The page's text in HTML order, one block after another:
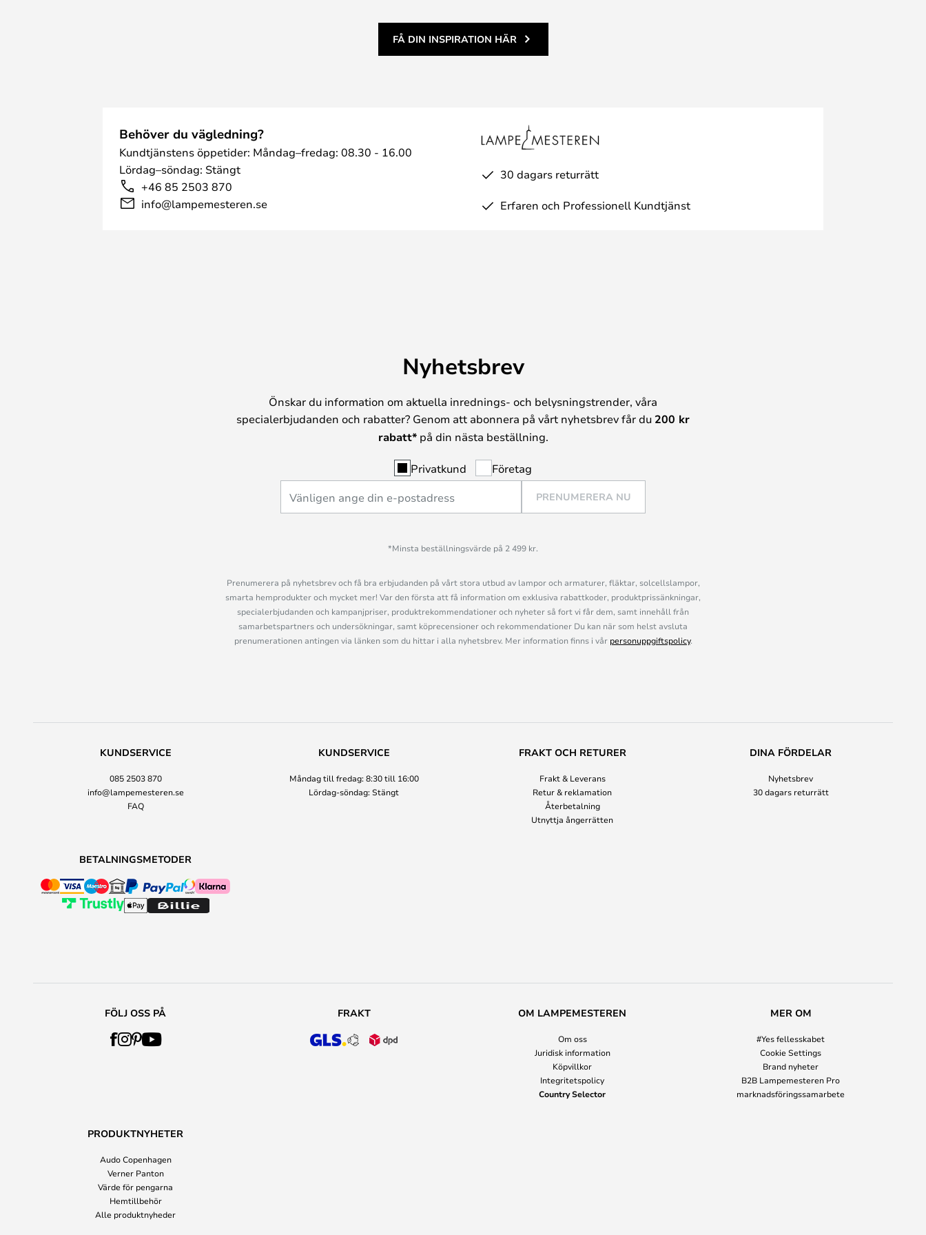
FÅ DIN INSPIRATION HÄR
Behöver du vägledning?
Kundtjänstens öppetider: Måndag–fredag: 08.30 - 16.00
Lördag–söndag: Stängt
+46 85 2503 870
info@lampemesteren.se
30 dagars returrätt
Erfaren och Professionell Kundtjänst
Nyhetsbrev
Önskar du information om aktuella inrednings- och belysningstrender, våra
specialerbjudanden och rabatter? Genom att abonnera på vårt nyhetsbrev får du 200 kr
rabatt*på din nästa beställning.
Privatkund Företag
PRENUMERERA NU
*Minsta beställningsvärde på 2 499 kr.
Prenumerera på nyhetsbrev och få bra erbjudanden på vårt stora utbud av lampor och armaturer, fläktar, solcellslampor,
smarta hemprodukter och mycket mer! Var den första att få information om exklusiva rabattkoder, produktprissänkningar,
specialerbjudanden och kampanjpriser, produktrekommendationer och nyheter så fort vi får dem, samt innehåll från
samarbetspartners och undersökningar, samt köprecensioner och rekommendationer Du kan när som helst avsluta
prenumerationen antingen via länken som du hittar i alla nyhetsbrev. Mer information finns i vår personuppgiftspolicy.
KUNDSERVICE
085 2503 870
info@lampemesteren.se
FAQ
KUNDSERVICE
Måndag till fredag: 8:30 till 16:00
Lördag-söndag: Stängt
FRAKT OCH RETURER
Frakt & Leverans
Retur & reklamation
Återbetalning
Utnyttja ångerrätten
DINA FÖRDELAR
Nyhetsbrev
30 dagars returrätt
BETALNINGSMETODER
FÖLJ OSS PÅ FRAKT OM LAMPEMESTEREN
Om oss
Juridisk information
Köpvillkor
Integritetspolicy
Country Selector
MER OM
#Yes fellesskabet
Cookie Settings
Brand nyheter
B2B Lampemesteren Pro
marknadsföringssamarbete
PRODUKTNYHETER
Audo Copenhagen
Verner Panton
Värde för pengarna
Hemtillbehör
Alle produktnyheder